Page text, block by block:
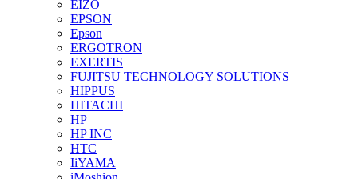
EIZO
EPSON
Epson
ERGOTRON
EXERTIS
FUJITSU TECHNOLOGY SOLUTIONS
HIPPUS
HITACHI
HP
HP INC
HTC
IiYAMA